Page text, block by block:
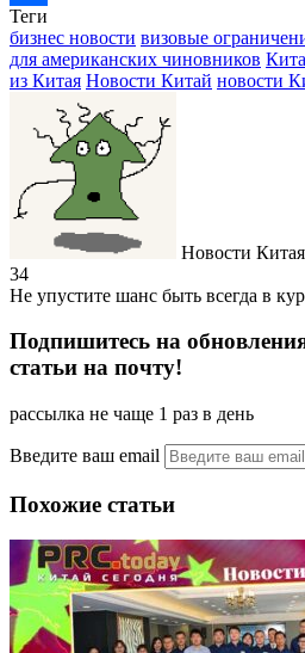
Отправить
Теги
бизнес новости визовые
для американских чиновников
из Китая Новости Китай новости
Новости Китая
34
Не упустите шанс быть всегда в
Подпишитесь на
статьи на почту!
рассылка не чаще 1 раз в день
Введите ваш email
Похожие статьи